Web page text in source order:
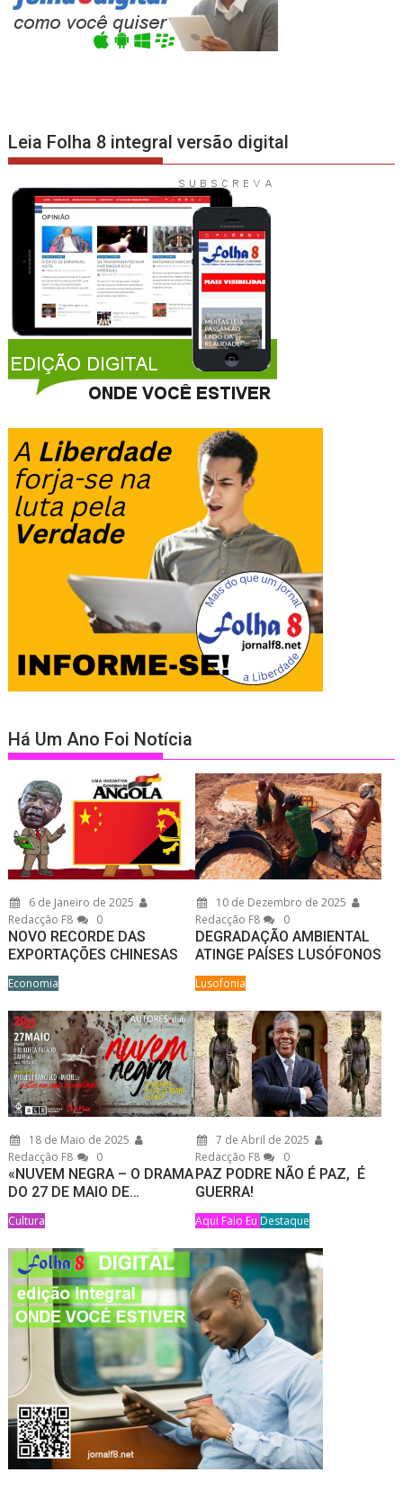
Leia Folha 8 integral versão digital
Há Um Ano Foi Notícia
6 de Janeiro de 2025
Redacção F8
0
NOVO RECORDE DAS
EXPORTAÇÕES CHINESAS
Economia
10 de Dezembro de 2025
Redacção F8
0
DEGRADAÇÃO AMBIENTAL
ATINGE PAÍSES LUSÓFONOS
Lusofonia
18 de Maio de 2025
Redacção F8
0
«NUVEM NEGRA – O DRAMA
DO 27 DE MAIO DE…
Cultura
7 de Abril de 2025
Redacção F8
0
PAZ PODRE NÃO É PAZ, É
GUERRA!
Aqui Falo Eu Destaque